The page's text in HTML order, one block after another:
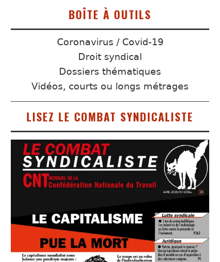
BOÎTE À OUTILS
Coronavirus / Covid-19
Droit syndical
Dossiers thématiques
Vidéos, courts ou longs métrages
LISEZ LE COMBAT SYNDICALISTE